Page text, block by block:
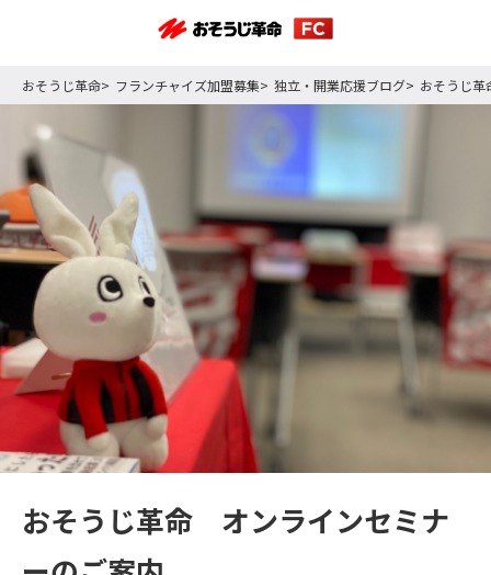
おそうじ革命 フランチャイズ加盟募集 独立・開業応援ブログ おそうじ
おそうじ革命 オンラインセミナ